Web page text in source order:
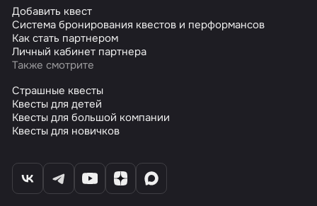
Добавить квест
Система бронирования квестов и перформансов
Как стать партнером
Личный кабинет партнера
Также смотрите
Страшные квесты
Квесты для детей
Квесты для большой компании
Квесты для новичков